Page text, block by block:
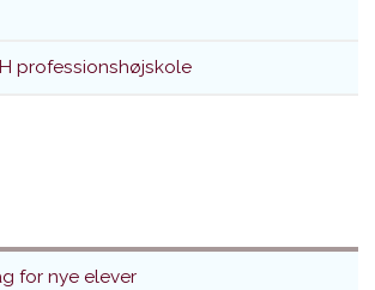
professionshøjskole
for nye elever